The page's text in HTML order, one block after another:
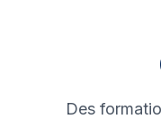
Des